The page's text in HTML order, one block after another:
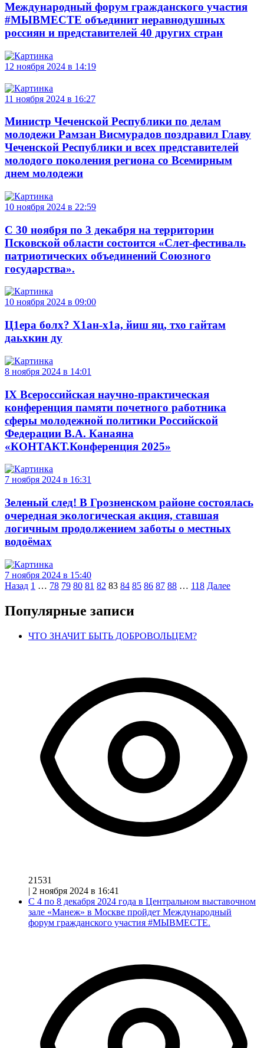
Международный форум гражданского участия
#МЫВМЕСТЕ объединит неравнодушных
россиян и представителей 40 других стран
12 ноября 2024 в 14:19
11 ноября 2024 в 16:27
Министр Чеченской Республики по делам
молодежи Рамзан Висмурадов поздравил Главу
Чеченской Республики и всех представителей
молодого поколения региона со Всемирным
днем молодежи
10 ноября 2024 в 22:59
С 30 ноября по 3 декабря на территории
Псковской области состоится «Слет-фестиваль
патриотических объединений Союзного
государства».
10 ноября 2024 в 09:00
Ц1ера болх? Х1ан-х1а, йиш яц, тхо гайтам
даьхкин ду
8 ноября 2024 в 14:01
IX Всероссийская научно-практическая
конференция памяти почетного работника
сферы молодежной политики Российской
Федерации В.А. Канаяна
«КОНТАКТ.Конференция 2025»
7 ноября 2024 в 16:31
Зеленый след! В Грозненском районе состоялась
очередная экологическая акция, ставшая
логичным продолжением заботы о местных
водоёмах
7 ноября 2024 в 15:40
Навигация
по
записям
Назад 1 … 78 79 80 81 82 83 84 85 86 87 88 … 118 Далее
Популярные записи
ЧТО ЗНАЧИТ БЫТЬ ДОБРОВОЛЬЦЕМ?
21531
| 2 ноября 2024 в 16:41
С 4 по 8 декабря 2024 года в Центральном выставочном
зале «Манеж» в Москве пройдет Международный
форум гражданского участия #МЫВМЕСТЕ.